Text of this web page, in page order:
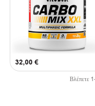
Βλέπετε 1
32,00 €